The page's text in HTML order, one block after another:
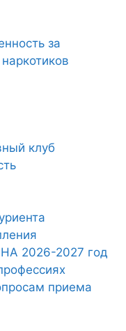
за
клуб
2026-2027 год
приема